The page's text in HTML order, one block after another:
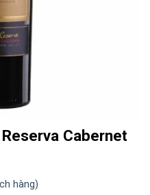
Cabernet
hàng)